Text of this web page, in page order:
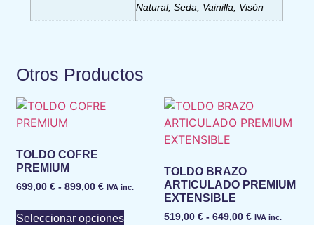
Natural, Seda, Vainilla, Visón
Otros Productos
TOLDO COFRE
PREMIUM
699,00€ - 899,00€ IVA inc.
Seleccionar opciones
TOLDO BRAZO
ARTICULADO PREMIUM
EXTENSIBLE
519,00 € - 649,00 € IVA inc.